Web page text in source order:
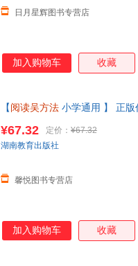
日月星辉图书专营店
加入购物车 收藏
【 阅读吴方法 小学通用 】 正
线当当客服
¥67.32 定价： ¥67.32
馨悦图书专营店
湖南教育出版社
加入购物车 收藏